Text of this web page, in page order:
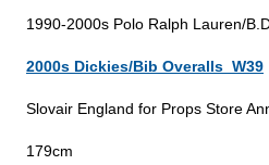
1990-2000s Polo Ralph Lauren/
2000s Dickies/Bib Overalls_W39
Slovair England for Props Store
179cm